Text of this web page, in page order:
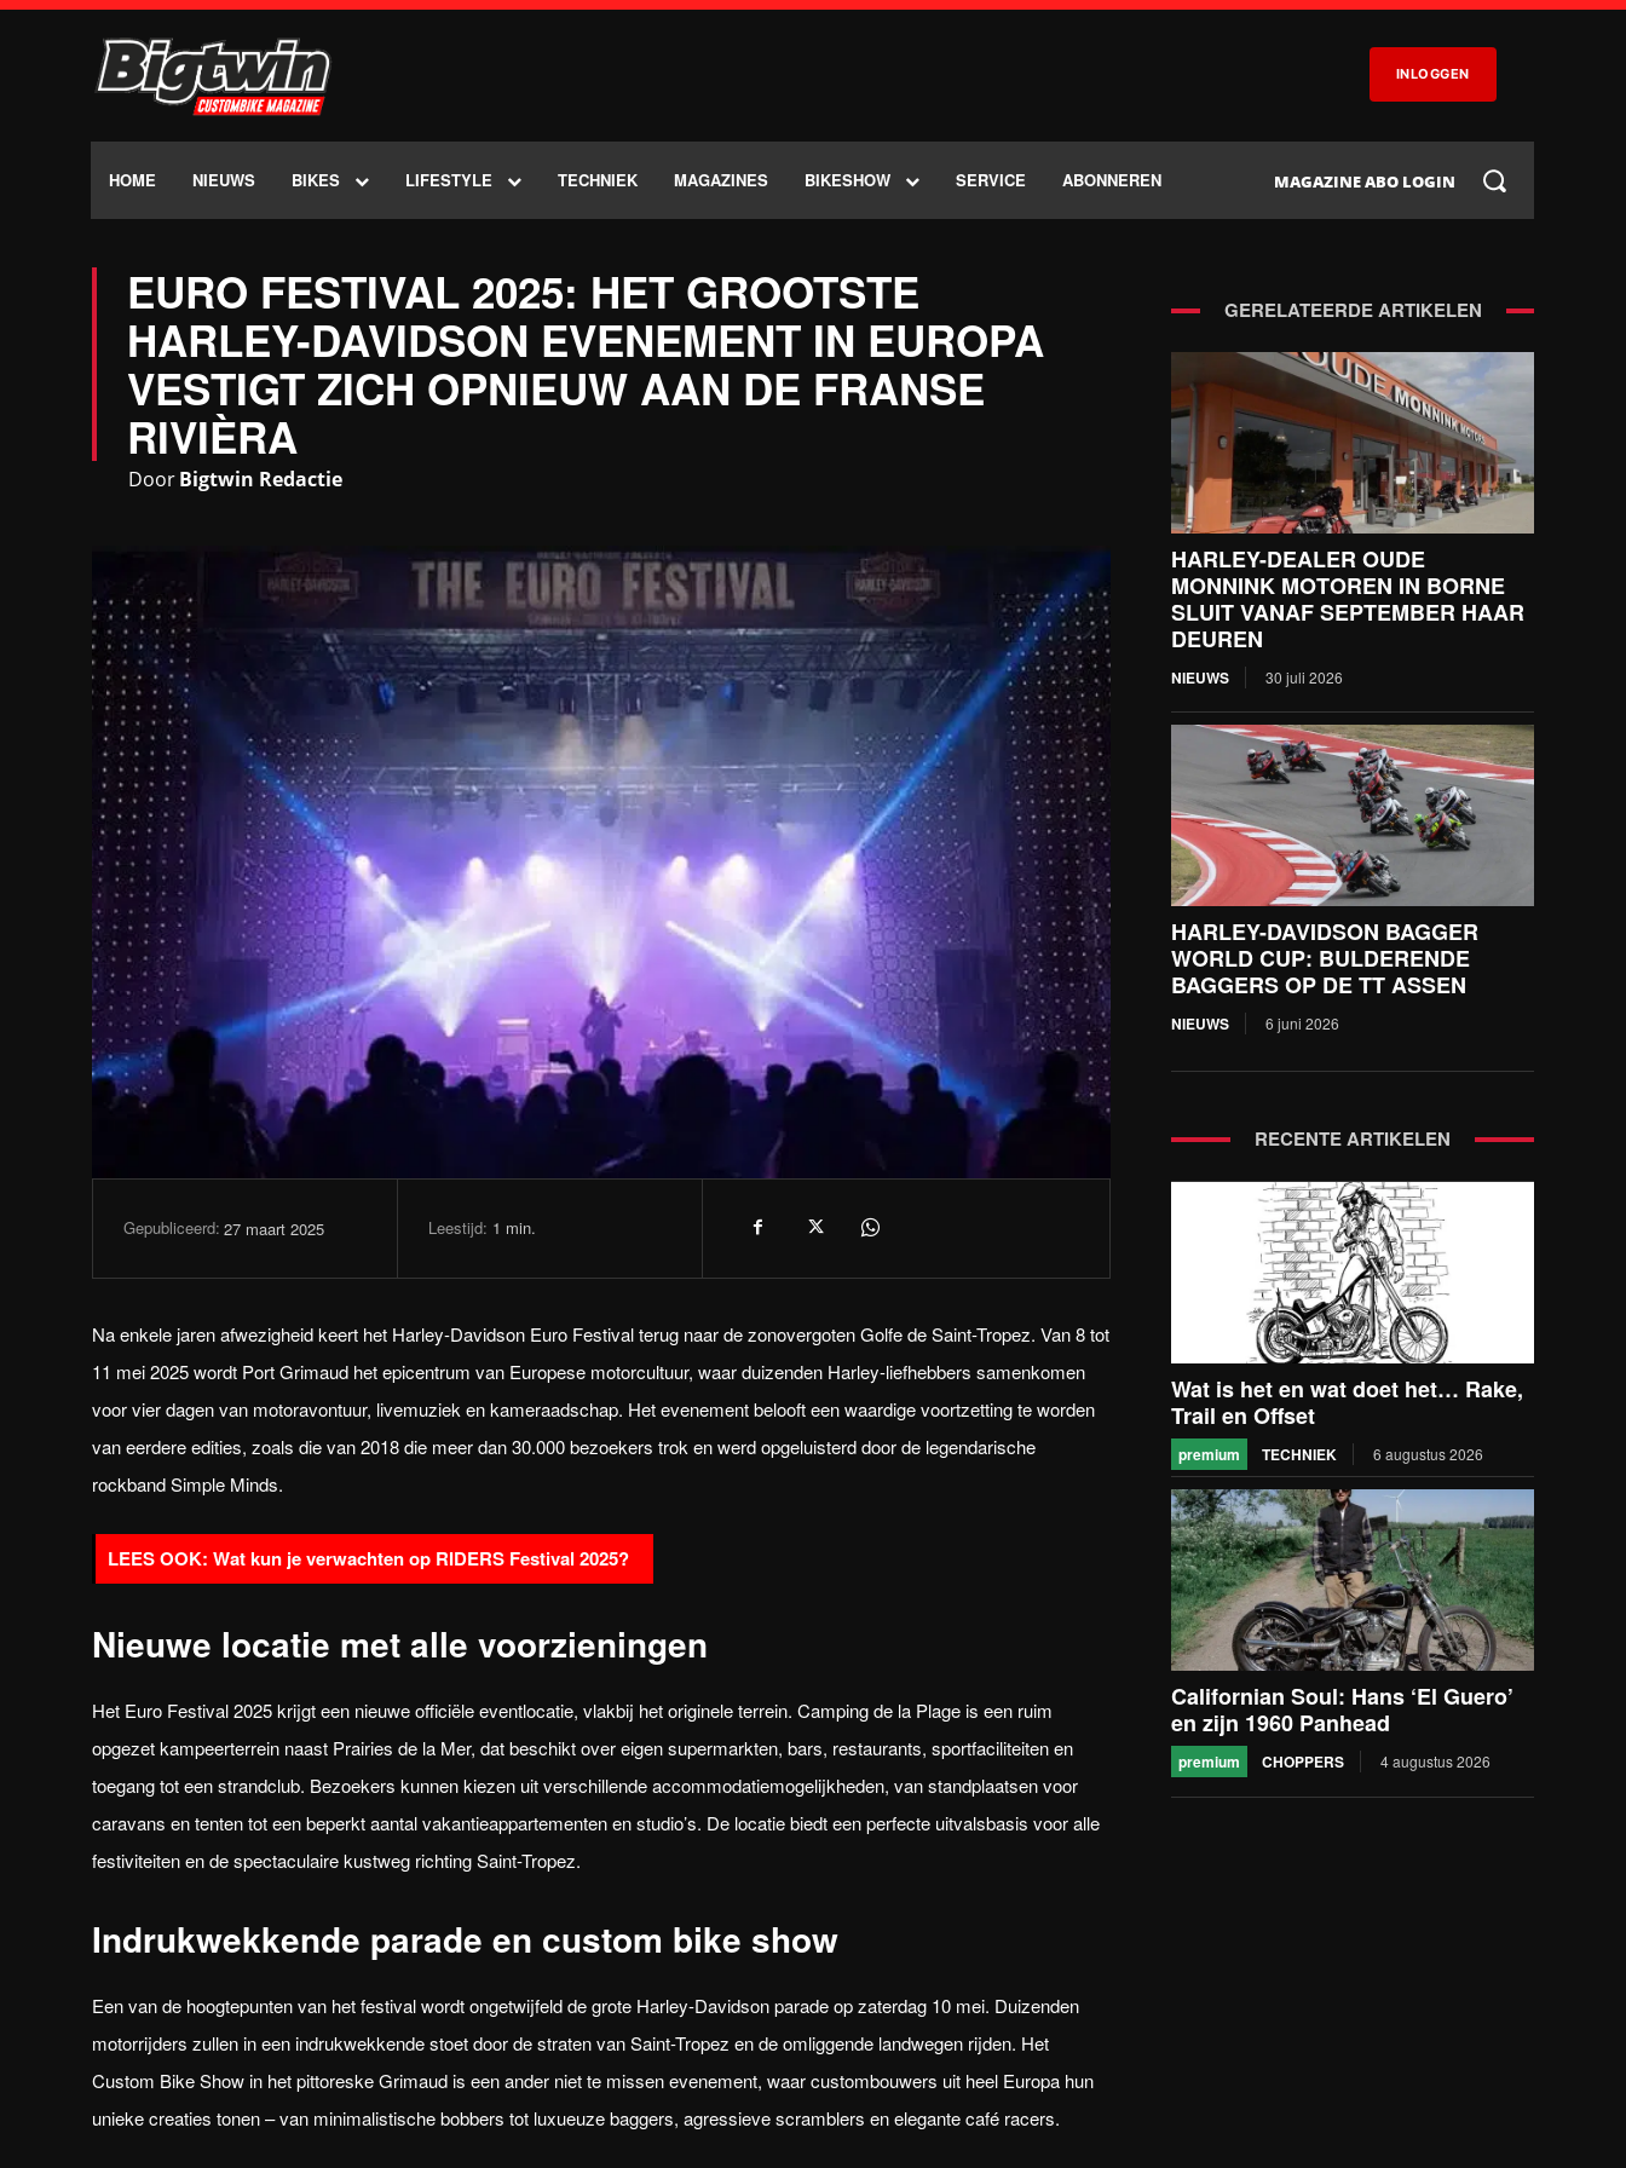
INLOGGEN
HOME NIEUWS BIKES LIFESTYLE TECHNIEK MAGAZINES BIKESHOW SERVICE ABONNEREN MAGAZINE ABO LOGIN
EURO FESTIVAL 2025: HET GROOTSTE
HARLEY-DAVIDSON EVENEMENT IN EUROPA
VESTIGT ZICH OPNIEUW AAN DE FRANSE
RIVIÈRA
DoorBigtwin Redactie
Gepubliceerd: 27 maart 2025 Leestijd: 1 min.
Na enkele jaren afwezigheid keert het Harley-Davidson Euro Festival terug naar de zonovergoten Golfe de Saint-Tropez. Van 8 tot
11 mei 2025 wordt Port Grimaud het epicentrum van Europese motorcultuur, waar duizenden Harley-liefhebbers samenkomen
voor vier dagen van motoravontuur, livemuziek en kameraadschap. Het evenement belooft een waardige voortzetting te worden
van eerdere edities, zoals die van 2018 die meer dan 30.000 bezoekers trok en werd opgeluisterd door de legendarische
rockband Simple Minds.
Wat kun je verwachten op RIDERS Festival 2025?
Nieuwe locatie met alle voorzieningen
Het Euro Festival 2025 krijgt een nieuwe officiële eventlocatie, vlakbij het originele terrein. Camping de la Plage is een ruim
opgezet kampeerterrein naast Prairies de la Mer, dat beschikt over eigen supermarkten, bars, restaurants, sportfaciliteiten en
toegang tot een strandclub. Bezoekers kunnen kiezen uit verschillende accommodatiemogelijkheden, van standplaatsen voor
caravans en tenten tot een beperkt aantal vakantieappartementen en studio’s. De locatie biedt een perfecte uitvalsbasis voor alle
festiviteiten en de spectaculaire kustweg richting Saint-Tropez.
Indrukwekkende parade en custom bike show
Een van de hoogtepunten van het festival wordt ongetwijfeld de grote Harley-Davidson parade op zaterdag 10 mei. Duizenden
motorrijders zullen in een indrukwekkende stoet door de straten van Saint-Tropez en de omliggende landwegen rijden. Het
Custom Bike Show in het pittoreske Grimaud is een ander niet te missen evenement, waar custombouwers uit heel Europa hun
unieke creaties tonen – van minimalistische bobbers tot luxueuze baggers, agressieve scramblers en elegante café racers.
GERELATEERDE ARTIKELEN
HARLEY-DEALER OUDE
MONNINK MOTOREN IN BORNE
SLUIT VANAF SEPTEMBER HAAR
DEUREN
NIEUWS 30 juli 2026
HARLEY-DAVIDSON BAGGER
WORLD CUP: BULDERENDE
BAGGERS OP DE TT ASSEN
NIEUWS 6 juni 2026
RECENTE ARTIKELEN
Wat is het en wat doet het… Rake,
Trail en Offset
premium TECHNIEK 6 augustus 2026
Californian Soul: Hans ‘El Guero’
en zijn 1960 Panhead
premium CHOPPERS 4 augustus 2026